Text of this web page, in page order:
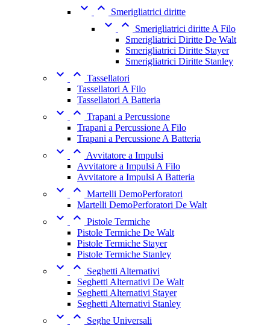
  Smerigliatrici diritte
 
Smerigliatrici diritte A Filo
Smerigliatrici Diritte De Walt
Smerigliatrici Diritte Stayer
Smerigliatrici Diritte Stanley
  Tassellatori
Tassellatori A Filo
Tassellatori A Batteria
  Trapani a Percussione
Trapani a Percussione A Filo
Trapani a Percussione A Batteria
  Avvitatore a Impulsi
Avvitatore a Impulsi A Filo
Avvitatore a Impulsi A Batteria
  Martelli DemoPerforatori
Martelli DemoPerforatori De Walt
  Pistole Termiche
Pistole Termiche De Walt
Pistole Termiche Stayer
Pistole Termiche Stanley
 
Seghetti Alternativi
Seghetti Alternativi De Walt
Seghetti Alternativi Stayer
Seghetti Alternativi Stanley
 
Seghe Universali